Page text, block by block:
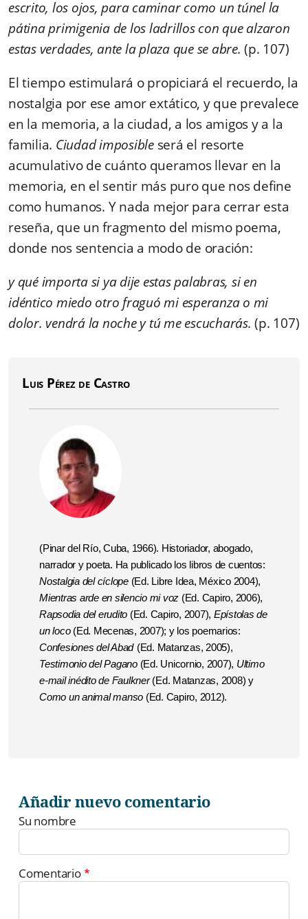
escrito, los ojos, para caminar como un túnel la
pátina primigenia de los ladrillos con que alzaron
estas verdades, ante la plaza que se abre. (p. 107)
El tiempo estimulará o propiciará el recuerdo, la
nostalgia por ese amor extático, y que prevalece
en la memoria, a la ciudad, a los amigos y a la
familia. Ciudad imposibleserá el resorte
acumulativo de cuánto queramos llevar en la
memoria, en el sentir más puro que nos define
como humanos. Y nada mejor para cerrar esta
reseña, que un fragmento del mismo poema,
donde nos sentencia a modo de oración:
y qué importa si ya dije estas palabras, si en
idéntico miedo otro fraguó mi esperanza o mi
dolor. vendrá la noche y tú me escucharás.(p. 107)
Luis Pérez de Castro
(Pinar del Río, Cuba, 1966). Historiador, abogado,
narrador y poeta. Ha publicado los libros de cuentos:
Nostalgia del cíclope(Ed. Libre Idea, México 2004),
Mientras arde en silencio mi voz (Ed. Capiro, 2006),
Rapsodia del erudito (Ed. Capiro, 2007), Epístolas de
un loco(Ed. Mecenas, 2007); y los poemarios:
Confesiones del Abad (Ed. Matanzas, 2005),
Testimonio del Pagano (Ed. Unicornio, 2007), Ultimo
e-mail inédito de Faulkner(Ed. Matanzas, 2008) y
Como un animal manso (Ed. Capiro, 2012).
Añadir nuevo comentario
Su nombre
Comentario